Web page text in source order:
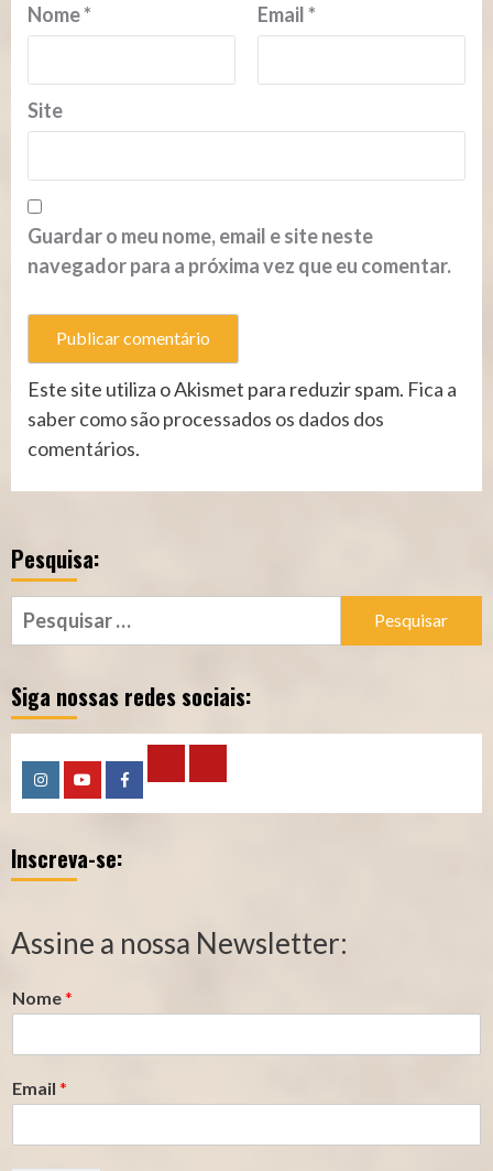
Nome* Email*
Site
Guardar o meu nome, email e site neste
navegador para a próxima vez que eu comentar.
Este site utiliza o Akismet para reduzir spam. Fica a
saber como são processados os dados dos
comentários.
Pesquisa:
Pesquisar
por:
Siga nossas redes sociais:
InstagramYouTubeFacebook
Calculadora
–
Segurado
Calculadora
–
Contribuição
Inscreva-se:
Assine a nossa Newsletter:
Nome*
Email *